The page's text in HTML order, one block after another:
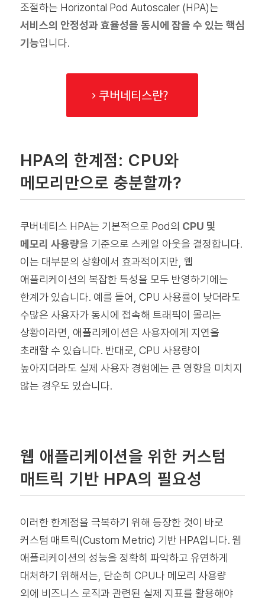
조절하는 Horizontal Pod Autoscaler (HPA)는
서비스의 안정성과 효율성을 동시에 잡을 수 있는 핵심
기능입니다.
쿠버네티스란?
HPA의 한계점: CPU와
메모리만으로 충분할까?
쿠버네티스 HPA는 기본적으로 Pod의 CPU 및
메모리 사용량을 기준으로 스케일 아웃을 결정합니다.
이는 대부분의 상황에서 효과적이지만, 웹
애플리케이션의 복잡한 특성을 모두 반영하기에는
한계가 있습니다. 예를 들어, CPU 사용률이 낮더라도
수많은 사용자가 동시에 접속해 트래픽이 몰리는
상황이라면, 애플리케이션은 사용자에게 지연을
초래할 수 있습니다. 반대로, CPU 사용량이
높아지더라도 실제 사용자 경험에는 큰 영향을 미치지
않는 경우도 있습니다.
웹 애플리케이션을 위한 커스텀
매트릭 기반 HPA의 필요성
이러한 한계점을 극복하기 위해 등장한 것이 바로
커스텀 매트릭(Custom Metric) 기반 HPA입니다. 웹
애플리케이션의 성능을 정확히 파악하고 유연하게
대처하기 위해서는, 단순히 CPU나 메모리 사용량
외에 비즈니스 로직과 관련된 실제 지표를 활용해야